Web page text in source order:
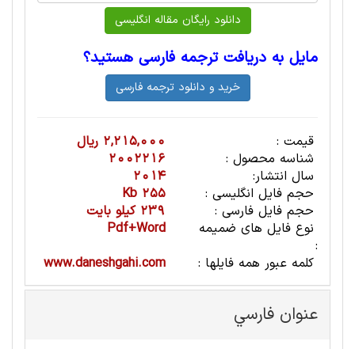
مایل به دریافت ترجمه فارسی هستید؟
قیمت :
2,215,000 ریال
شناسه محصول :
2002216
سال انتشار:
2014
حجم فایل انگلیسی :
255 Kb
حجم فایل فارسی :
239 کیلو بایت
نوع فایل های ضمیمه
:
Pdf+Word
کلمه عبور همه فایلها :
www.daneshgahi.com
عنوان فارسي